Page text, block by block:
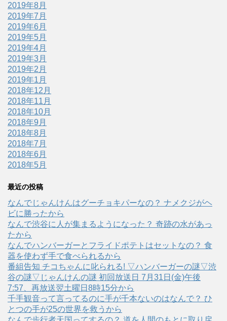
2019年8月
2019年7月
2019年6月
2019年5月
2019年4月
2019年3月
2019年2月
2019年1月
2018年12月
2018年11月
2018年10月
2018年9月
2018年8月
2018年7月
2018年6月
2018年5月
最近の投稿
なんでじゃんけんはグーチョキパーなの？ ナメクジがヘ
ビに勝ったから
なんで渋谷に人が集まるようになった？ 奇跡の水があっ
たから
なんでハンバーガーとフライドポテトはセットなの？ 食
器を使わず手で食べられるから
番組告知 チコちゃんに叱られる! ▽ハンバーガーの謎▽渋
谷の謎▽じゃんけんの謎 初回放送日 7月31日(金)午後
7:57、再放送翌土曜日8時15分から
千手観音って言ってるのに手が千本ないのはなんで？ ひ
とつの手が25の世界を救うから